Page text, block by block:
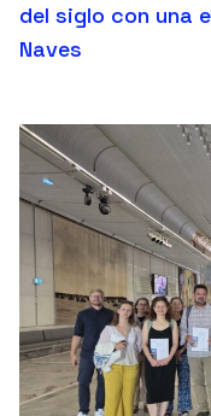
del siglo con una
Naves